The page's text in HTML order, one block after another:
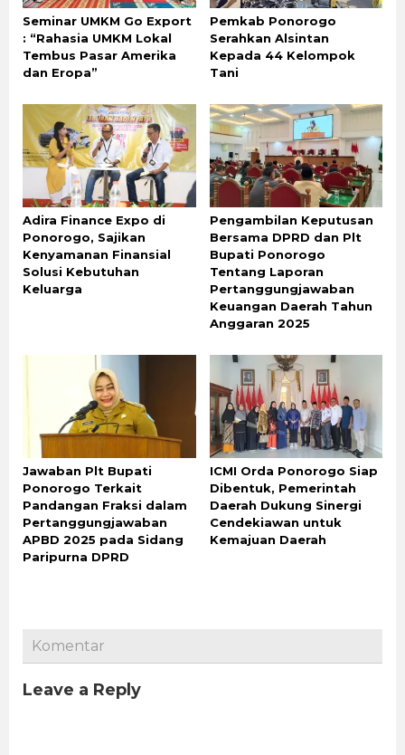
Seminar UMKM Go Export
: “Rahasia UMKM Lokal
Tembus Pasar Amerika
dan Eropa”
Pemkab Ponorogo
Serahkan Alsintan
Kepada 44 Kelompok
Tani
Adira Finance Expo di
Ponorogo, Sajikan
Kenyamanan Finansial
Solusi Kebutuhan
Keluarga
Pengambilan Keputusan
Bersama DPRD dan Plt
Bupati Ponorogo
Tentang Laporan
Pertanggungjawaban
Keuangan Daerah Tahun
Anggaran 2025
Jawaban Plt Bupati
Ponorogo Terkait
Pandangan Fraksi dalam
Pertanggungjawaban
APBD 2025 pada Sidang
Paripurna DPRD
ICMI Orda Ponorogo Siap
Dibentuk, Pemerintah
Daerah Dukung Sinergi
Cendekiawan untuk
Kemajuan Daerah
Komentar
Leave a Reply